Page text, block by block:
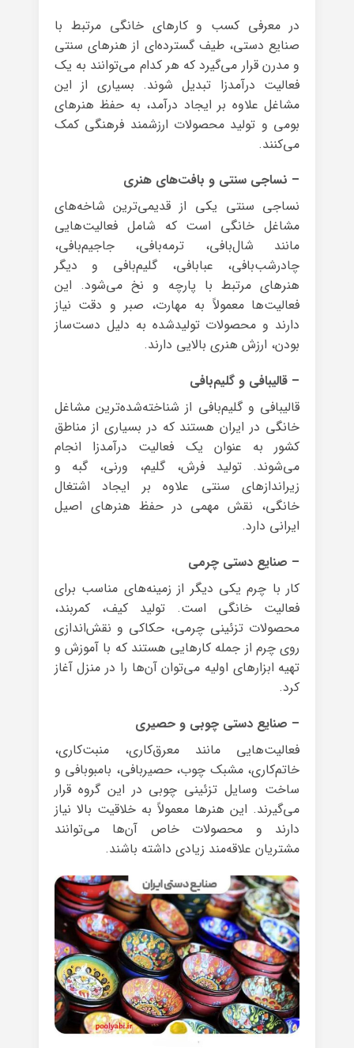
در معرفی کسب و کارهای خانگی مرتبط با
صنایع دستی، طیف گسترده‌ای از هنرهای سنتی
و مدرن قرار می‌گیرد که هر کدام می‌توانند به یک
فعالیت درآمدزا تبدیل شوند. بسیاری از این
مشاغل علاوه بر ایجاد درآمد، به حفظ هنرهای
بومی و تولید محصولات ارزشمند فرهنگی کمک
می‌کنند.
– نساجی سنتی و بافت‌های هنری
نساجی سنتی یکی از قدیمی‌ترین شاخه‌های
مشاغل خانگی است که شامل فعالیت‌هایی
مانند شال‌بافی، ترمه‌بافی، جاجیم‌بافی،
چادرشب‌بافی، عبابافی، گلیم‌بافی و دیگر
هنرهای مرتبط با پارچه و نخ می‌شود. این
فعالیت‌ها معمولاً به مهارت، صبر و دقت نیاز
دارند و محصولات تولیدشده به دلیل دست‌ساز
بودن، ارزش هنری بالایی دارند.
– قالیبافی و گلیم‌بافی
قالیبافی و گلیم‌بافی از شناخته‌شده‌ترین مشاغل
خانگی در ایران هستند که در بسیاری از مناطق
کشور به عنوان یک فعالیت درآمدزا انجام
می‌شوند. تولید فرش، گلیم، ورنی، گبه و
زیراندازهای سنتی علاوه بر ایجاد اشتغال
خانگی، نقش مهمی در حفظ هنرهای اصیل
ایرانی دارد.
– صنایع دستی چرمی
کار با چرم یکی دیگر از زمینه‌های مناسب برای
فعالیت خانگی است. تولید کیف، کمربند،
محصولات تزئینی چرمی، حکاکی و نقش‌اندازی
روی چرم از جمله کارهایی هستند که با آموزش و
تهیه ابزارهای اولیه می‌توان آن‌ها را در منزل آغاز
کرد.
– صنایع دستی چوبی و حصیری
فعالیت‌هایی مانند معرق‌کاری، منبت‌کاری،
خاتم‌کاری، مشبک چوب، حصیربافی، بامبوبافی و
ساخت وسایل تزئینی چوبی در این گروه قرار
می‌گیرند. این هنرها معمولاً به خلاقیت بالا نیاز
دارند و محصولات خاص آن‌ها می‌توانند
مشتریان علاقه‌مند زیادی داشته باشند.